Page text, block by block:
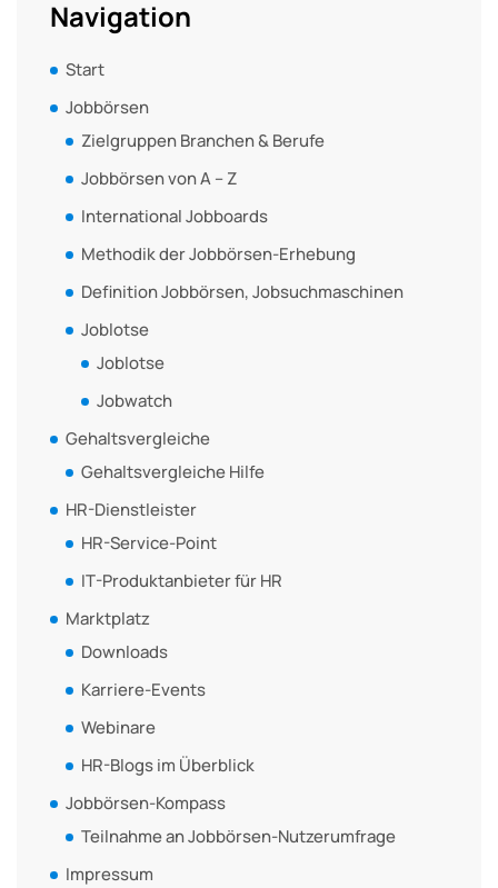
Navigation
Start
Jobbörsen
Zielgruppen Branchen & Berufe
Jobbörsen von A – Z
International Jobboards
Methodik der Jobbörsen-Erhebung
Definition Jobbörsen, Jobsuchmaschinen
Joblotse
Joblotse
Jobwatch
Gehaltsvergleiche
Gehaltsvergleiche Hilfe
HR-Dienstleister
HR-Service-Point
IT-Produktanbieter für HR
Marktplatz
Downloads
Karriere-Events
Webinare
HR-Blogs im Überblick
Jobbörsen-Kompass
Teilnahme an Jobbörsen-Nutzerumfrage
Impressum